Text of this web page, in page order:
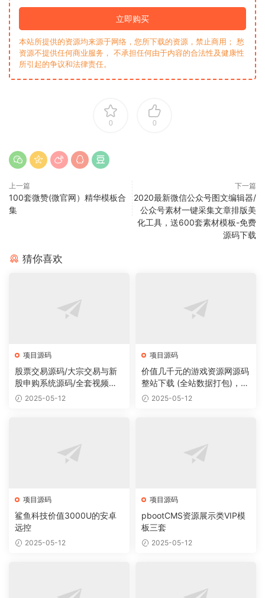
立即购买
本站所提供的资源均来源于网络，您所下载的资源，禁止商用； 愁
资源不提供任何商业服务， 不承担任何由于内容的合法性及健康性
所引起的争议和法律责任。
0 0
上一篇
100套微赞(微官网）精华模板合
集
下一篇
2020最新微信公众号图文编辑器/
公众号素材一键采集文章排版美
化工具，送600套素材模板-免费
源码下载
猜你喜欢
项目源码
股票交易源码/大宗交易与新
股申购系统源码/全套视频教
程 2025-05-12
项目源码
价值几千元的游戏资源网源码
整站下载 (全站数据打包)，数
据里面有200多个宝贝。
2025-05-12
项目源码
鲨鱼科技价值3000U的安卓
远控
2025-05-12
项目源码
pbootCMS资源展示类VIP模
板三套
2025-05-12